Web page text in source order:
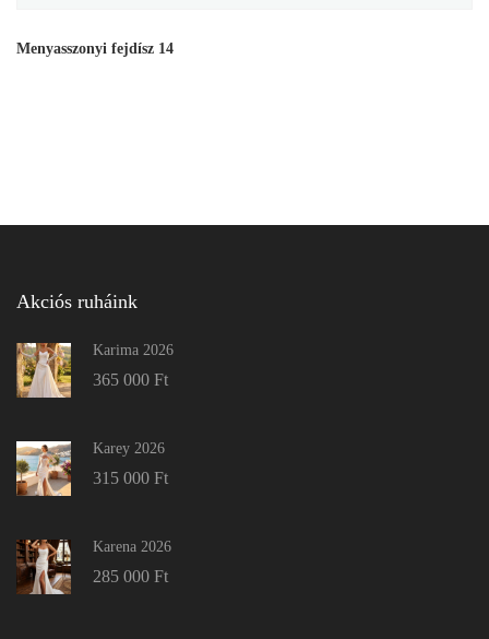
Menyasszonyi fejdísz 14
Akciós ruháink
Karima 2026
365 000 Ft
Karey 2026
315 000 Ft
Karena 2026
285 000 Ft